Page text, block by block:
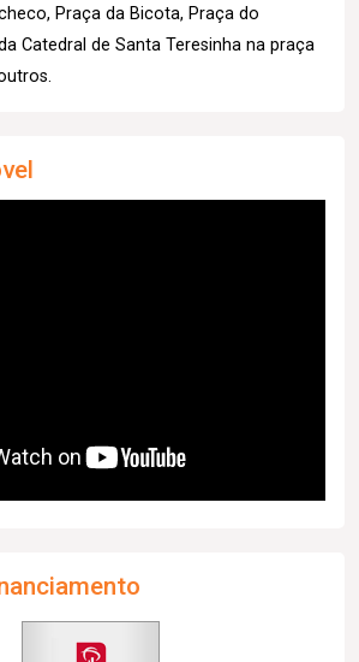
Praça da Bicota, Praça do
Catedral de Santa Teresinha na praça